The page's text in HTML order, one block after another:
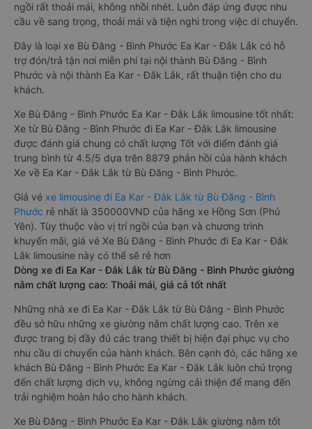
ngồi rất thoải mái, không nhồi nhét. Luôn đáp ứng được nhu
cầu về sang trọng, thoải mái và tiện nghi trong việc di chuyển.
Đây là loại xe Bù Đăng - Bình Phước Ea Kar - Đắk Lắk có hỗ
trợ đón/trả tận nơi miễn phí tại nội thành Bù Đăng - Bình
Phước và nội thành Ea Kar - Đắk Lắk, rất thuận tiện cho du
khách.
Xe Bù Đăng - Bình Phước Ea Kar - Đắk Lắk limousine tốt nhất:
Xe từ Bù Đăng - Bình Phước đi Ea Kar - Đắk Lắk limousine
được đánh giá chung có chất lượng Tốt với điểm đánh giá
trung bình từ 4.5/5 dựa trên 8879 phản hồi của hành khách
Xe về Ea Kar - Đắk Lắk từ Bù Đăng - Bình Phước.
Giá vé xe limousine đi Ea Kar - Đắk Lắk từ Bù Đăng - Bình
Phước rẻ nhất là 350000VND của hãng xe Hồng Sơn (Phú
Yên). Tùy thuộc vào vị trí ngồi của bạn và chương trình
khuyến mãi, giá vé Xe Bù Đăng - Bình Phước đi Ea Kar - Đắk
Lắk limousine này có thể sẽ rẻ hơn
Dòng xe đi Ea Kar - Đắk Lắk từ Bù Đăng - Bình Phước giường
nằm chất lượng cao: Thoải mái, giá cả tốt nhất
Những nhà xe đi Ea Kar - Đắk Lắk từ Bù Đăng - Bình Phước
đều sở hữu những xe giường nằm chất lượng cao. Trên xe
được trang bị đầy đủ các trang thiết bị hiện đại phục vụ cho
nhu cầu di chuyển của hành khách. Bên cạnh đó, các hãng xe
khách Bù Đăng - Bình Phước Ea Kar - Đắk Lắk luôn chú trọng
đến chất lượng dịch vụ, không ngừng cải thiện để mang đến
trải nghiệm hoàn hảo cho hành khách.
Xe Bù Đăng - Bình Phước Ea Kar - Đắk Lắk giường nằm tốt